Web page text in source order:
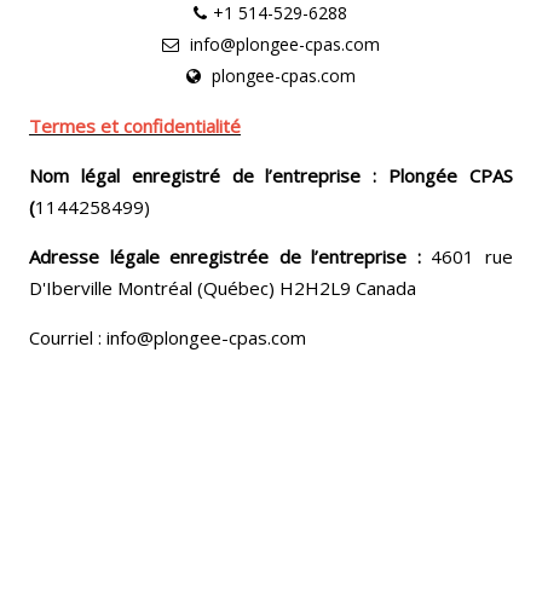
+1 514-529-6288
info@plongee-cpas.com
plongee-cpas.com
Termes et confidentialité
Nom légal enregistré de l’entreprise : Plongée CPAS
(1144258499)
Adresse légale enregistrée de l’entreprise :4601 rue
D'Iberville Montréal (Québec) H2H2L9 Canada
Courriel : info@plongee-cpas.com